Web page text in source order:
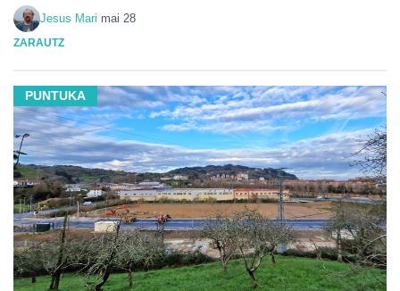
Jesus Mari mai 28
ZARAUTZ
PUNTUKA